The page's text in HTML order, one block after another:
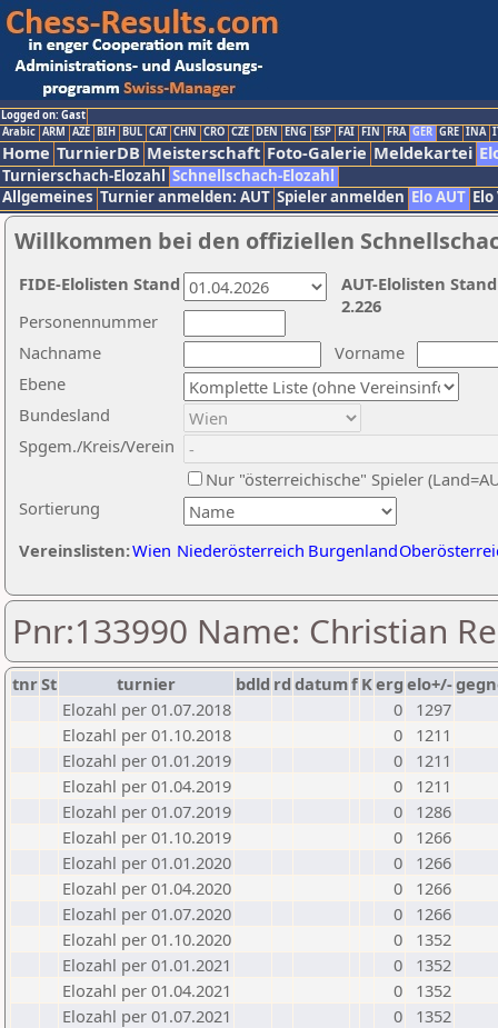
Logged on: Gast
Arabic ARM AZE BIH BUL CAT CHN CRO CZE DEN ENG ESP FAI FIN FRA GER GRE INA
Home TurnierDB Meisterschaft Foto-Galerie Meldekartei
Turnierschach-Elozahl Schnellschach-Elozahl
Allgemeines Turnier anmelden: AUT Spieler anmelden Elo AUT
Willkommen bei den offiziellen
Nachname
Vorname
Ebene
Sortierung
Personennummer
Bundesland
Spgem./Kreis/Verein
Nur "österreichische" Spieler
Vereinslisten:Wien Niederösterreich Burgenland
AUT-Elolisten
2.226
FIDE-Elolisten Stand
Pnr:133990 Name: Christian
tnrSt turnier bdld rd datumf Kerg elo+/-
Elozahl per 01.07.2018
0
1297
Elozahl per 01.10.2018
0
1211
Elozahl per 01.01.2019
0
1211
Elozahl per 01.04.2019
0
1211
Elozahl per 01.07.2019
0
1286
Elozahl per 01.10.2019
0
1266
Elozahl per 01.01.2020
0
1266
Elozahl per 01.04.2020
0
1266
Elozahl per 01.07.2020
0
1266
Elozahl per 01.10.2020
0
1352
Elozahl per 01.01.2021
0
1352
Elozahl per 01.04.2021
0
1352
Elozahl per 01.07.2021
0
1352